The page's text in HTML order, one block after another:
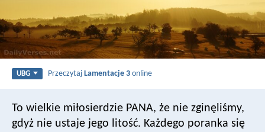
UBG PrzeczytajLamentacje 3 online
To wielkie miłosierdzie PANA, że nie zginęliśmy,
gdyż nie ustaje jego litość. Każdego poranka się